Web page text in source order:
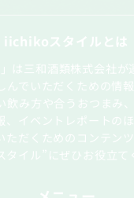
iichikoスタイルとは
は三和酒類株式会社が
んでいただくための情
飲み方や合うおつまみ
、イベントレポートの
ただくためのコンテンツ
イル”にぜひお役立て